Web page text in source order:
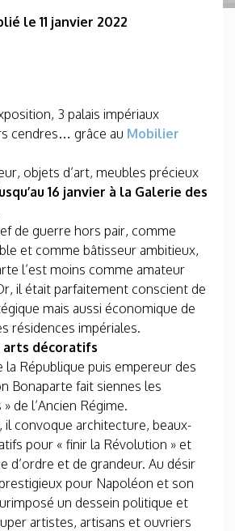
le 11 janvier 2022
3 palais impériaux
cendres… grâce au Mobilier
objets d’art, meubles précieux
16 janvier à la Galerie des
de guerre hors pair, comme
et comme bâtisseur ambitieux,
l’est moins comme amateur
il était parfaitement conscient de
mais aussi économique de
résidences impériales.
décoratifs
la République puis empereur des
Bonaparte fait siennes les
de l’Ancien Régime.
il convoque architecture, beaux-
pour « finir la Révolution » et
d’ordre et de grandeur. Au désir
pour Napoléon et son
un dessein politique et
artistes, artisans et ouvriers